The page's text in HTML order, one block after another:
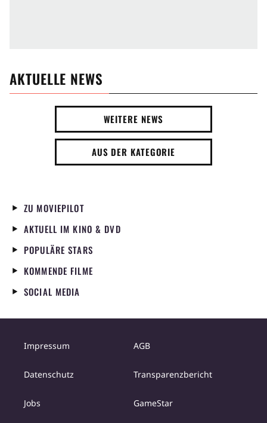
AKTUELLE NEWS
WEITERE NEWS
AUS DER KATEGORIE
ZU MOVIEPILOT
AKTUELL IM KINO & DVD
POPULÄRE STARS
KOMMENDE FILME
SOCIAL MEDIA
Impressum AGB
Datenschutz Transparenzbericht
Jobs GameStar